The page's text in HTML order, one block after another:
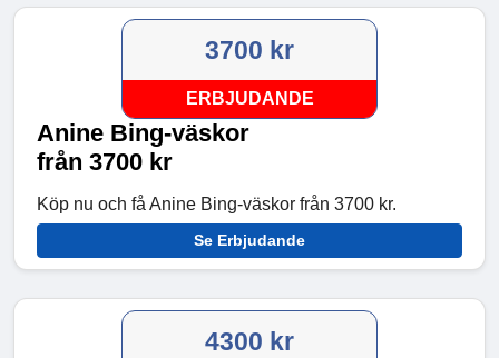
3700 kr
ERBJUDANDE
Anine Bing-väskor
från 3700 kr
Köp nu och få Anine Bing-väskor från 3700 kr.
Se Erbjudande
4300 kr